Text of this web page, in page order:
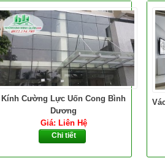
Kính Cường Lực Uốn Cong Bình
Dương
Giá: Liên Hệ
Chi tiết